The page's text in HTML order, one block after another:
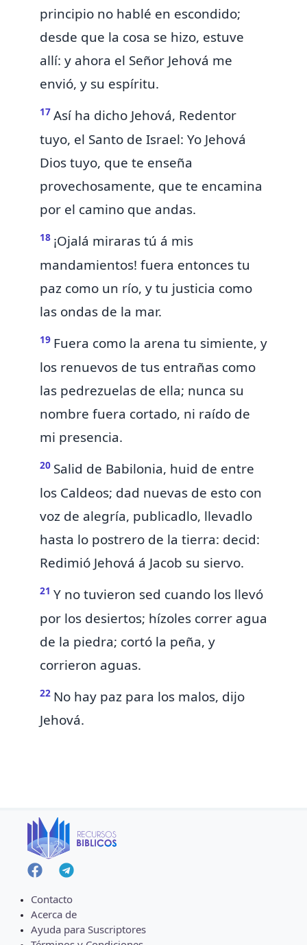
principio no hablé en escondido;
desde que la cosa se hizo, estuve
allí: y ahora el Señor Jehová me
envió, y su espíritu.
17 Así ha dicho Jehová, Redentor
tuyo, el Santo de Israel: Yo Jehová
Dios tuyo, que te enseña
provechosamente, que te encamina
por el camino que andas.
18 ¡Ojalá miraras tú á mis
mandamientos! fuera entonces tu
paz como un río, y tu justicia como
las ondas de la mar.
19 Fuera como la arena tu simiente, y
los renuevos de tus entrañas como
las pedrezuelas de ella; nunca su
nombre fuera cortado, ni raído de
mi presencia.
20 Salid de Babilonia, huid de entre
los Caldeos; dad nuevas de esto con
voz de alegría, publicadlo, llevadlo
hasta lo postrero de la tierra: decid:
Redimió Jehová á Jacob su siervo.
21 Y no tuvieron sed cuando los llevó
por los desiertos; hízoles correr agua
de la piedra; cortó la peña, y
corrieron aguas.
22 No hay paz para los malos, dijo
Jehová.
Contacto
Acerca de
Ayuda para Suscriptores